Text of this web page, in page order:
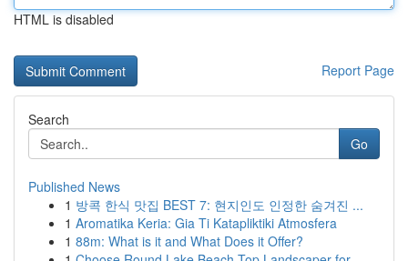
HTML is disabled
Report Page
Search
Go
Published News
1 방콕 한식 맛집 BEST 7: 현지인도 인정한 숨겨진 ...
1 Aromatika Keria: Gia Ti Katapliktiki Atmosfera
1 88m: What is it and What Does it Offer?